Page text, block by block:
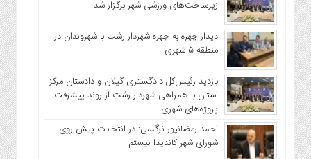
زیرساخت‌های ورزشی شهر برگزار شد
دیدار چهره به چهره شهردار رشت با شهروندان در
منطقه ۵ شهری
بازدید رئیس‌کل دادگستری گیلان و دادستان مرکز
استان با همراهی شهردار رشت از روند پیشرفت
پروژه‌های شهری
احمد رمضانپور نرگسی: در انتخابات پیش روی
شورای شهر کاندیدا نیستم